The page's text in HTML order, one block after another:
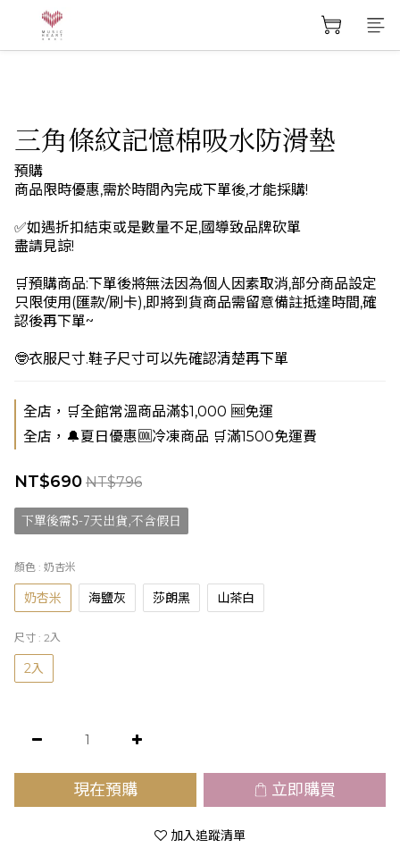
三角條紋記憶棉吸水防滑墊
預購
商品限時優惠,需於時間內完成下單後,才能採購!
✅如遇折扣結束或是數量不足,國導致品牌砍單
盡請見諒!
🛒預購商品:下單後將無法因為個人因素取消,部分商品設定
只限使用(匯款/刷卡),即將到貨商品需留意備註抵達時間,確
認後再下單~
🤓衣服尺寸.鞋子尺寸可以先確認清楚再下單
全店，🛒全館常溫商品滿$1,000 🆓免運
全店，🔔夏日優惠🆒冷凍商品 🛒滿1500免運費
NT$690 NT$796
下單後需5-7天出貨,不含假日
顏色 : 奶杏米
奶杏米 海鹽灰 莎朗黑 山茶白
尺寸 : 2入
2入
現在預購 立即購買
加入追蹤清單